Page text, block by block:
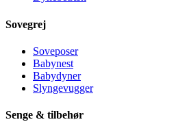
Sovegrej
Soveposer
Babynest
Babydyner
Slyngevugger
Senge & tilbehør